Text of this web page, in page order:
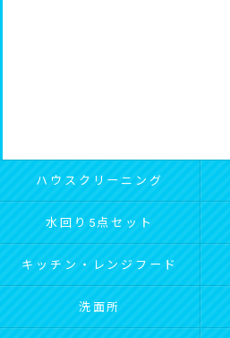
ハウスクリーニング
水回り5点セット
キッチン・レンジフード
洗面所